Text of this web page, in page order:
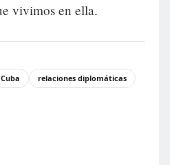
vivimos en ella.
Cuba
relaciones diplomáticas